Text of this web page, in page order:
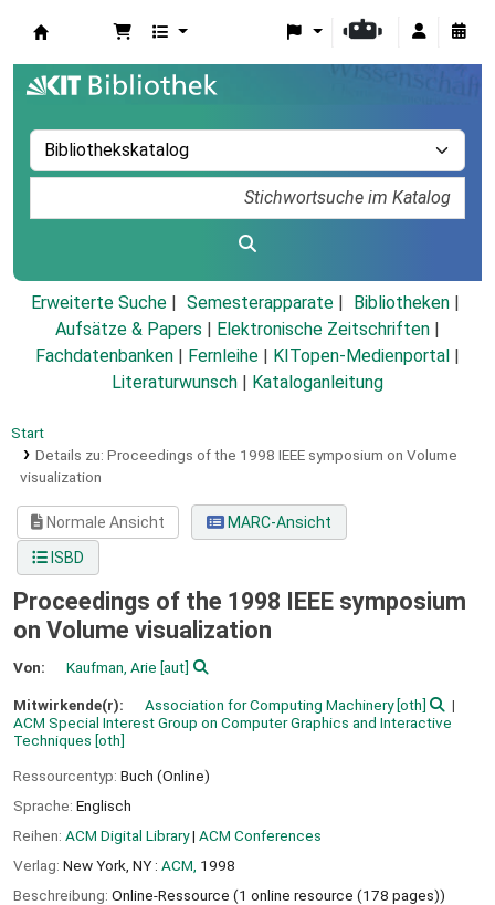
Erweiterte Suche Semesterapparate
Bibliotheken
Aufsätze & Papers
Elektronische Zeitschriften
Fachdatenbanken
Fernleihe KITopen-Medienportal
Literaturwunsch
Kataloganleitung
Start
Details zu: Proceedings of the 1998 IEEE symposium on Volume
visualization
Normale Ansicht
MARC-Ansicht
ISBD
Proceedings of the 1998 IEEE symposium
on Volume visualization
Von: Kaufman, Arie [aut]
Mitwirkende(r): Association for Computing Machinery[oth]
ACM Special Interest Group on Computer Graphics and Interactive
Techniques [oth]
Ressourcentyp: Buch (Online)
Sprache: Englisch
Reihen: ACM Digital Library| ACM Conferences
Verlag: New York, NY : ACM, 1998
Beschreibung: Online-Ressource (1 online resource (178 pages))